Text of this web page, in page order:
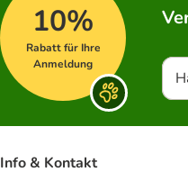
10%
Rabatt für Ihre
Anmeldung
Info & Kontakt